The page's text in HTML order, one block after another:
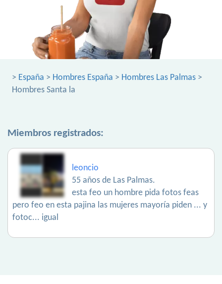
> España > Hombres España > Hombres Las Palmas >
Hombres Santa la
Miembros registrados:
leoncio
55 años de Las Palmas.
esta feo un hombre pida fotos feas
pero feo en esta pajina las mujeres mayoría piden ... y
fotoc... igual